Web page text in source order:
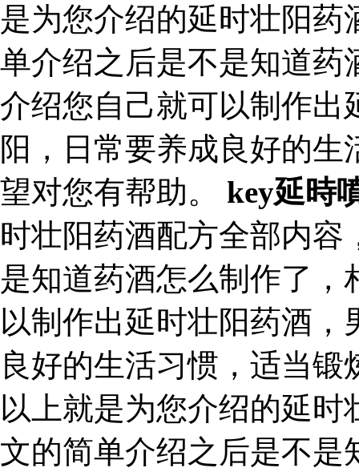
是为您介绍的延时壮阳
单介绍之后是不是知道药
介绍您自己就可以制作出
阳，日常要养成良好的
望对您有帮助。 key延時
时壮阳药酒配方全部内
是知道药酒怎么制作了
以制作出延时壮阳药酒
良好的生活习惯，适当
以上就是为您介绍的延
文的简单介绍之后是不是